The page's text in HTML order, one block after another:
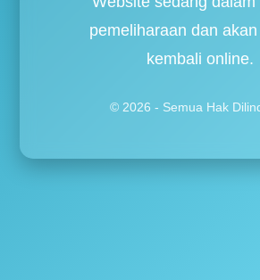
pemeliharaan dan
kembali online.
© 2026 - Semua Hak